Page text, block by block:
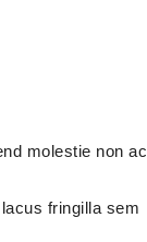
molestie non ac
fringilla sem